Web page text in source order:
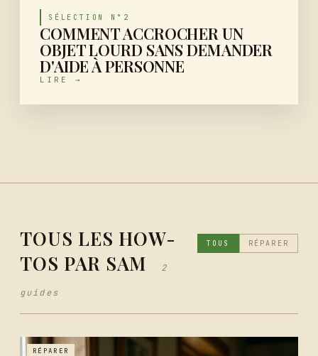
SÉLECTION N°2
COMMENT ACCROCHER UN
OBJET LOURD SANS DEMANDER
D'AIDE À PERSONNE
LIRE →
TOUS LES HOW-
TOS PAR SAM
2
guides
TOUS RÉPARER
RÉPARER